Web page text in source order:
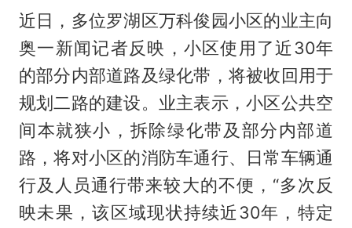
近日，多位罗湖区万科俊园小区的业主向
奥一新闻记者反映，小区使用了近30年
的部分内部道路及绿化带，将被收回用于
规划二路的建设。业主表示，小区公共空
间本就狭小，拆除绿化带及部分内部道
路，将对小区的消防车通行、日常车辆通
行及人员通行带来较大的不便，“多次反
映未果，该区域现状持续近30年，特定